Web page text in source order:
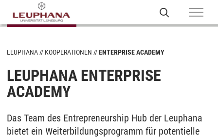
LEUPHANA KOOPERATIONEN ENTERPRISE ACADEMY
LEUPHANA ENTERPRISE
ACADEMY
Das Team des Entrepreneurship Hub der Leuphana
bietet ein Weiterbildungsprogramm für potentielle